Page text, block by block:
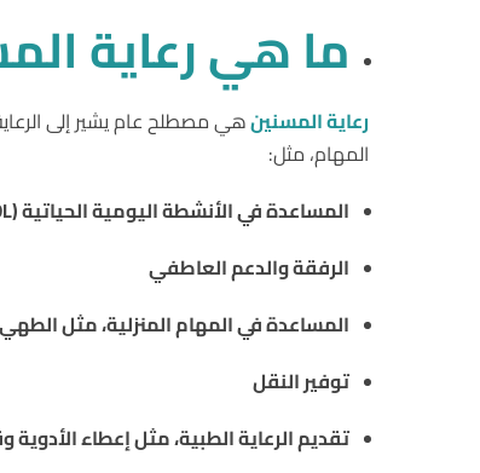
ما هي رعاية
رعاية المسنينهي مصطلح عام يشير إلى
المهام، مثل:
المساعدة في الأنشطة اليومية الحياتية (ADL)
الرفقة والدعم العاطفي
المساعدة في المهام المنزلية، مثل
توفير النقل
تقديم الرعاية الطبية، مثل إعطاء